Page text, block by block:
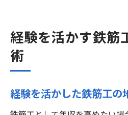
経験を活かす鉄筋
術
経験を活かした鉄筋工の